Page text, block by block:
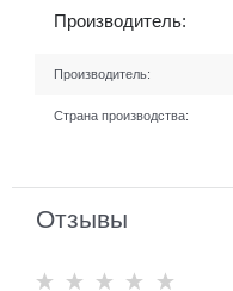
Производитель:
Производитель:
Страна производства:
Отзывы